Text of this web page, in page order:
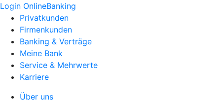
Login OnlineBanking
Privatkunden
Firmenkunden
Banking & Verträge
Meine Bank
Service & Mehrwerte
Karriere
Über uns